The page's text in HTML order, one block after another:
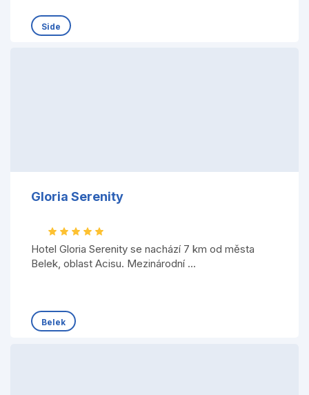
Side
Gloria Serenity
Hotel Gloria Serenity se nachází 7 km od města
Belek, oblast Acisu. Mezinárodní ...
Belek